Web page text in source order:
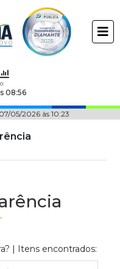
08:56
05/2026 às 10:23
| Itens encontrados: